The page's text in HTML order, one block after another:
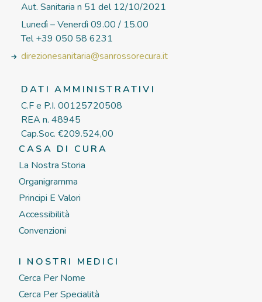
Aut. Sanitaria n 51 del 12/10/2021
Lunedì – Venerdì 09.00 / 15.00
Tel +39 050 58 6231
direzionesanitaria@sanrossorecura.it
DATI AMMINISTRATIVI
C.F e P.I. 00125720508
REA n. 48945
Cap.Soc. €209.524,00
CASA DI CURA
La Nostra Storia
Organigramma
Principi E Valori
Accessibilità
Convenzioni
I NOSTRI MEDICI
Cerca Per Nome
Cerca Per Specialità